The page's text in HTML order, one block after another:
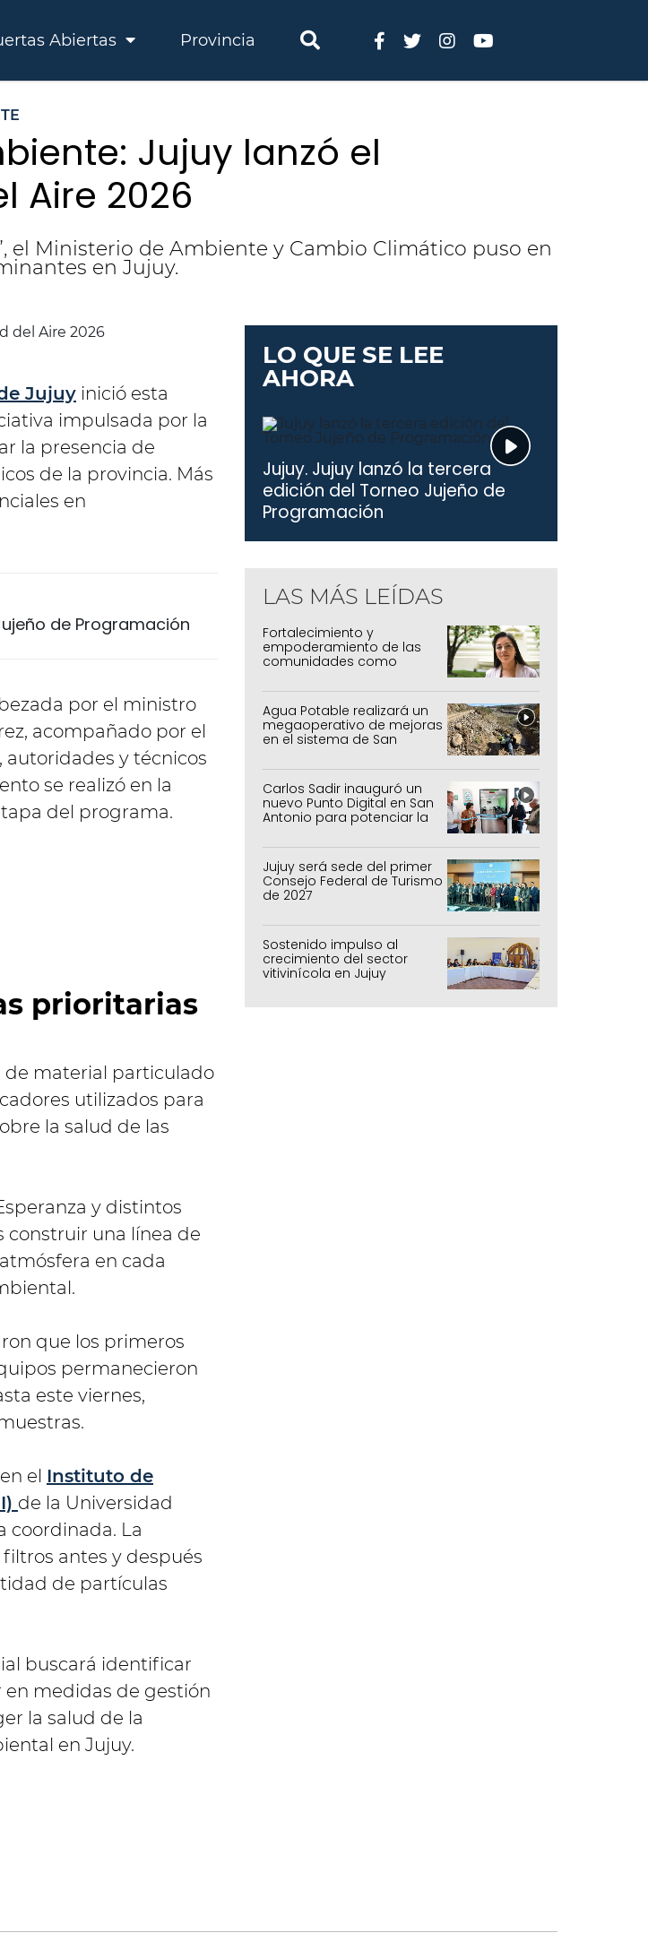
Abiertas Provincia
Jujuy lanzó el
Aire 2026
el Ministerio de Ambiente y Cambio Climático puso en
en Jujuy.
Jujuy inició esta
impulsada por la
la presencia de
de la provincia. Más
en
de Programación
por el ministro
acompañado por el
autoridades y técnicos
se realizó en la
del programa.
prioritarias
de material particulado
utilizados para
la salud de las
y distintos
construir una línea de
en cada
que los primeros
permanecieron
este viernes,
el Instituto de
de la Universidad
coordinada. La
antes y después
de partículas
buscará identificar
medidas de gestión
la salud de la
en Jujuy.
LO QUE SE LEE
AHORA
Jujuy. Jujuy lanzó la tercera
edición del Torneo Jujeño de
Programación
LAS MÁS LEÍDAS
Fortalecimiento y
empoderamiento de las
comunidades como
Agua Potable realizará un
megaoperativo de mejoras
en el sistema de San
Carlos Sadir inauguró un
nuevo Punto Digital en San
Antonio para potenciar la
inclusión tecnológica
Jujuy será sede del primer
Consejo Federal de Turismo
de 2027
Sostenido impulso al
crecimiento del sector
vitivinícola en Jujuy